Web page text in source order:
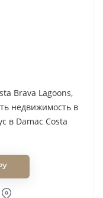
Brava Lagoons,
недвижимость в
в Damac Costa